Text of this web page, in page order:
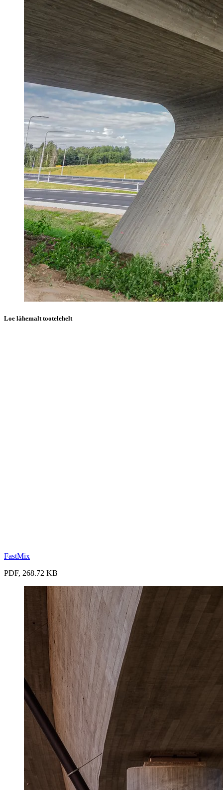
Loe lähemalt tootelehelt
FastMix
PDF, 268.72 KB